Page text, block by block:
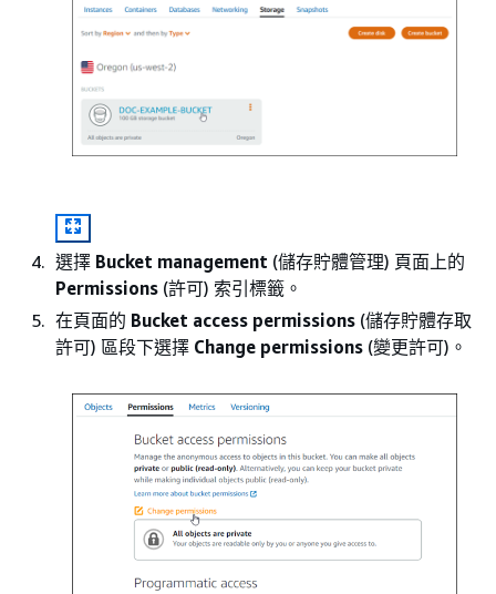
選擇 Bucket management (儲存貯體管理) 頁面上的
Permissions (許可) 索引標籤。
在頁面的 Bucket access permissions (儲存貯體存取
許可) 區段下選擇 Change permissions (變更許可)。